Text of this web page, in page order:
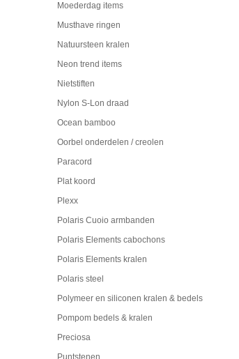
Moederdag items
Musthave ringen
Natuursteen kralen
Neon trend items
Nietstiften
Nylon S-Lon draad
Ocean bamboo
Oorbel onderdelen / creolen
Paracord
Plat koord
Plexx
Polaris Cuoio armbanden
Polaris Elements cabochons
Polaris Elements kralen
Polaris steel
Polymeer en siliconen kralen & bedels
Pompom bedels & kralen
Preciosa
Puntstenen